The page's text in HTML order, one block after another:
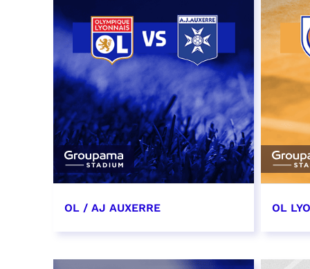
OL / AJ AUXERRE OL